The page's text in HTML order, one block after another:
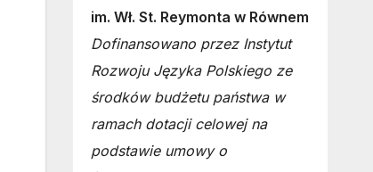
im. Wł. St. Reymonta w Równem
Dofinansowano przez Instytut
Rozwoju Języka Polskiego ze
środków budżetu państwa w
ramach dotacji celowej na
podstawie umowy o